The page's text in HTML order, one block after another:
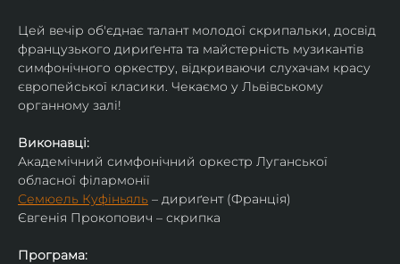
Цей вечір об'єднає талант молодої скрипальки, досвід
французького дириґента та майстерність музикантів
симфонічного оркестру, відкриваючи слухачам красу
європейської класики. Чекаємо у Львівському
органному залі!
Виконавці:
Академічний симфонічний оркестр Луганської
обласної філармонії
Семюель Куфіньяль – дириґент (Франція)
Євгенія Прокопович – скрипка
Програма: